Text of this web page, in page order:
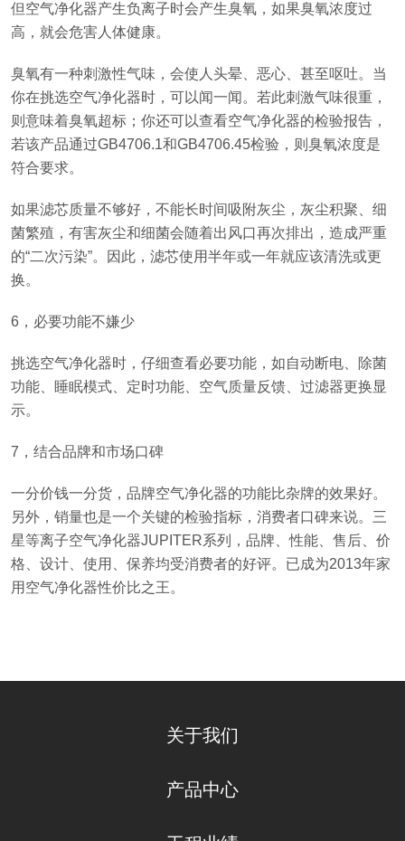
但空气净化器产生负离子时会产生臭氧，如果臭氧浓度过
高，就会危害人体健康。
臭氧有一种刺激性气味，会使人头晕、恶心、甚至呕吐。当
你在挑选空气净化器时，可以闻一闻。若此刺激气味很重，
则意味着臭氧超标；你还可以查看空气净化器的检验报告，
若该产品通过GB4706.1和GB4706.45检验，则臭氧浓度是
符合要求。
如果滤芯质量不够好，不能长时间吸附灰尘，灰尘积聚、细
菌繁殖，有害灰尘和细菌会随着出风口再次排出，造成严重
的“二次污染”。因此，滤芯使用半年或一年就应该清洗或更
换。
6，必要功能不嫌少
挑选空气净化器时，仔细查看必要功能，如自动断电、除菌
功能、睡眠模式、定时功能、空气质量反馈、过滤器更换显
示。
7，结合品牌和市场口碑
一分价钱一分货，品牌空气净化器的功能比杂牌的效果好。
另外，销量也是一个关键的检验指标，消费者口碑来说。三
星等离子空气净化器JUPITER系列，品牌、性能、售后、价
格、设计、使用、保养均受消费者的好评。已成为2013年家
用空气净化器性价比之王。
关于我们
产品中心